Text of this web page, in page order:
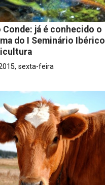
Conde: já é conhecido o
do I Seminário Ibérico
sexta-feira